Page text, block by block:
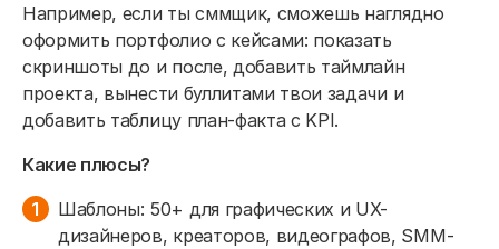
Например, если ты сммщик, сможешь наглядно
оформить портфолио с кейсами: показать
скриншоты до и после, добавить таймлайн
проекта, вынести буллитами твои задачи и
добавить таблицу план-факта с KPI.
Какие плюсы?
Шаблоны: 50+ для графических и UX-
дизайнеров, креаторов, видеографов, SMM-